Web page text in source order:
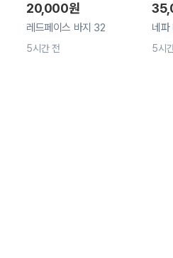
20,000원
레드페이스 바지 32
5시간 전
네파
5시